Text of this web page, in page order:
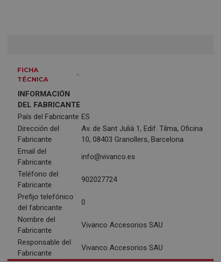
FICHA
TÉCNICA
INFORMACIÓN
DEL FABRICANTE
País del Fabricante ES
Dirección del
Fabricante
Av. de Sant Julià 1, Edif. Tilma, Oficina
10, 08403 Granollers, Barcelona
Email del
Fabricante
info@vivanco.es
Teléfono del
Fabricante
902027724
Prefijo telefónico
del fabricante
0
Nombre del
Fabricante
Vivanco Accesorios SAU
Responsable del
Fabricante
Vivanco Accesorios SAU